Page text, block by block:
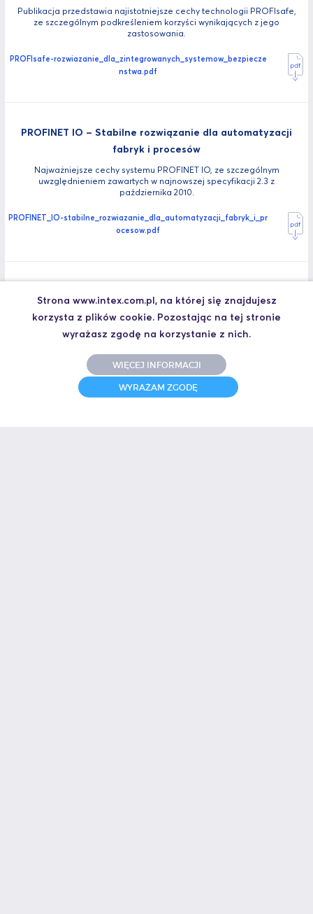
Publikacja przedstawia najistotniejsze cechy technologii PROFIsafe,
ze szczególnym podkreśleniem korzyści wynikających z jego
zastosowania.
PROFIsafe-rozwiazanie_dla_zintegrowanych_systemow_bezpiecze
nstwa.pdf
PROFINET IO – Stabilne rozwiązanie dla automatyzacji
fabryk i procesów
Najważniejsze cechy systemu PROFINET IO, ze szczególnym
uwzględnieniem zawartych w najnowszej specyfikacji 2.3 z
października 2010.
PROFINET_IO-stabilne_rozwiazanie_dla_automatyzacji_fabryk_i_pr
ocesow.pdf
Kontakt
Chcesz otrzymać ofertę albo masz pytanie techniczne? Zadzwoń do
mnie.
Strona www.intex.com.pl, na której się znajdujesz
korzysta z plików cookie. Pozostając na tej stronie
wyrażasz zgodę na korzystanie z nich.
WIĘCEJ INFORMACJI
WYRAŻAM ZGODĘ